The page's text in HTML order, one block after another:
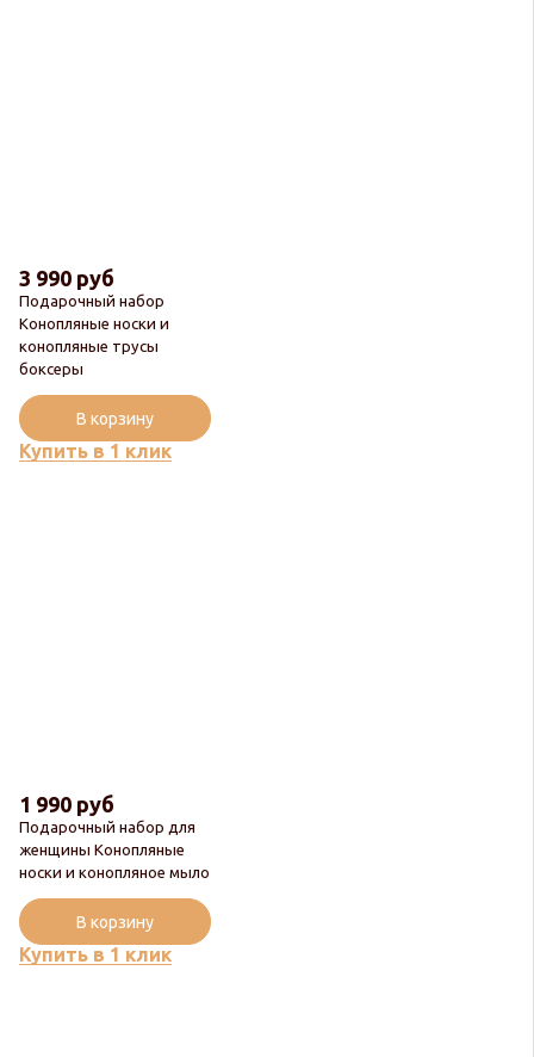
Подарочный набор
Конопляные носки и
конопляные трусы
боксеры
3 990 руб
Купить в 1 клик
В корзину
Подарочный набор для
женщины Конопляные
носки и конопляное мыло
1 990 руб
Купить в 1 клик
В корзину